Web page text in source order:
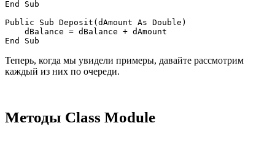
End Sub
Public Sub Deposit(dAmount As Double)
    dBalance = dBalance + dAmount
Теперь, когда мы увидели примеры, давайте рассмотрим
каждый из них по очереди.
Методы Class Module